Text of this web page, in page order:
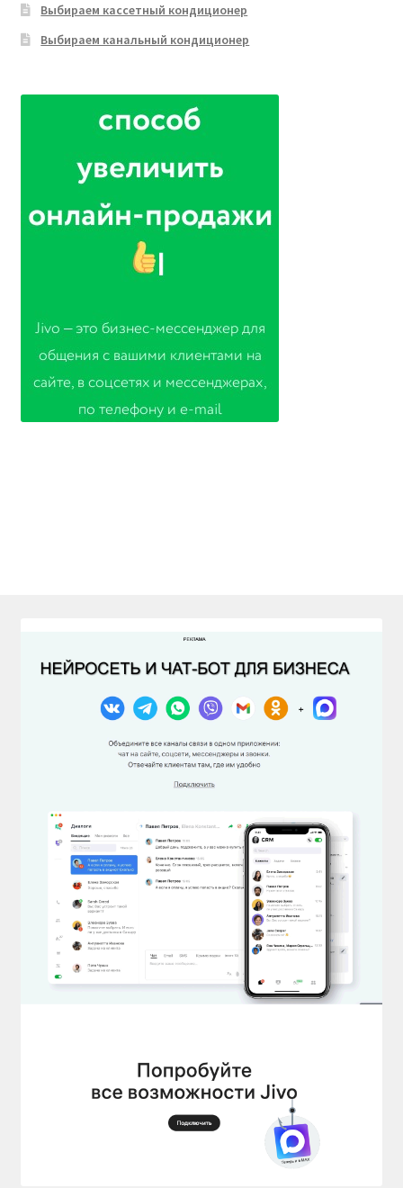
Выбираем кассетный кондиционер
Выбираем канальный кондиционер